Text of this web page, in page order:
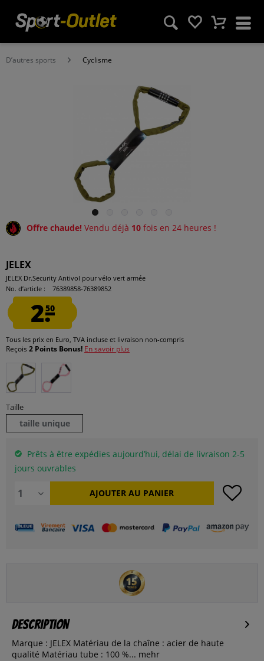
D’autres sports Cyclisme
Offre chaude! Vendu déjà 10 fois en 24 heures !
JELEX
JELEX Dr.Security Antivol pour vélo vert armée
No. d’article :
76389858-76389852
2.50
Tous les prix en Euro, TVA incluse et livraison non-compris
Reçois 2 Points Bonus! En savoir plus
Taille
taille unique
Prêts à être expédies aujourd’hui, délai de livraison 2-5
jours ouvrables
AJOUTER AU PANIER
Description
Marque : JELEX Matériau de la chaîne : acier de haute
qualité Matériau tube : 100 %... mehr